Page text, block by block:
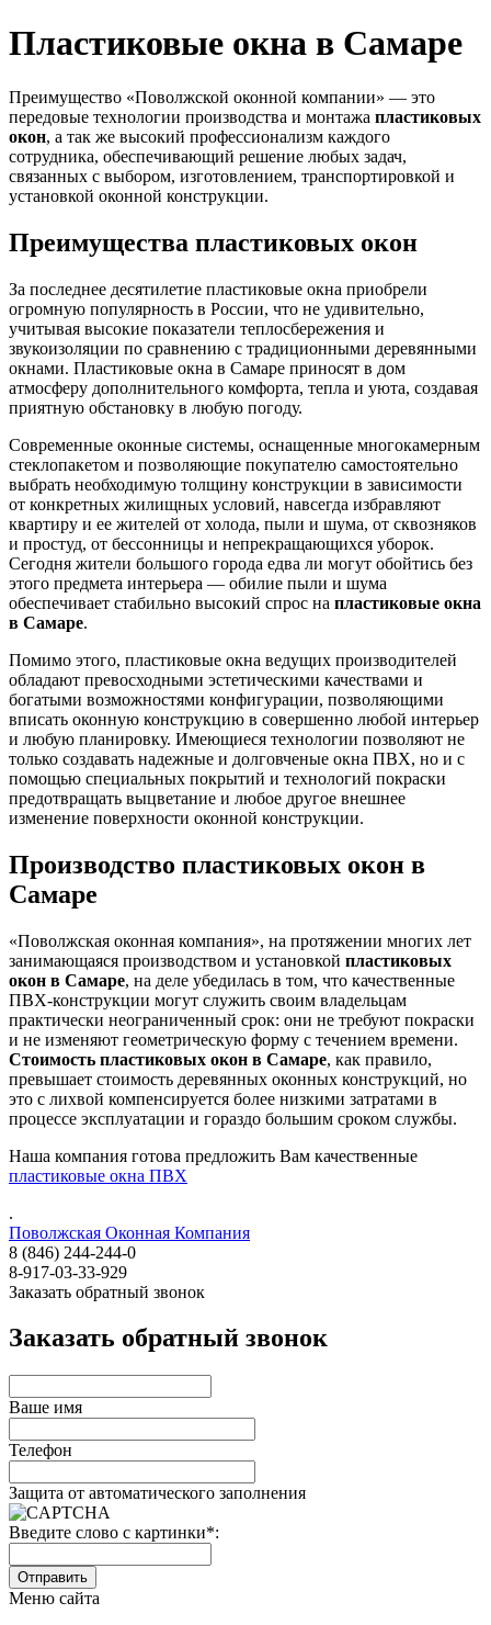
Пластиковые окна в Самаре
Преимущество «Поволжской оконной компании» — это
передовые технологии производства и монтажа пластиковых
окон, а так же высокий профессионализм каждого
сотрудника, обеспечивающий решение любых задач,
связанных с выбором, изготовлением, транспортировкой и
установкой оконной конструкции.
Преимущества пластиковых окон
За последнее десятилетие пластиковые окна приобрели
огромную популярность в России, что не удивительно,
учитывая высокие показатели теплосбережения и
звукоизоляции по сравнению с традиционными деревянными
окнами. Пластиковые окна в Самаре приносят в дом
атмосферу дополнительного комфорта, тепла и уюта, создавая
приятную обстановку в любую погоду.
Современные оконные системы, оснащенные многокамерным
стеклопакетом и позволяющие покупателю самостоятельно
выбрать необходимую толщину конструкции в зависимости
от конкретных жилищных условий, навсегда избравляют
квартиру и ее жителей от холода, пыли и шума, от сквозняков
и простуд, от бессонницы и непрекращающихся уборок.
Сегодня жители большого города едва ли могут обойтись без
этого предмета интерьера — обилие пыли и шума
обеспечивает стабильно высокий спрос на пластиковые окна
в Самаре.
Помимо этого, пластиковые окна ведущих производителей
обладают превосходными эстетическими качествами и
богатыми возможностями конфигурации, позволяющими
вписать оконную конструкцию в совершенно любой интерьер
и любую планировку. Имеющиеся технологии позволяют не
только создавать надежные и долговченые окна ПВХ, но и с
помощью специальных покрытий и технологий покраски
предотвращать выцветание и любое другое внешнее
изменение поверхности оконной конструкции.
Производство пластиковых окон в
Самаре
«Поволжская оконная компания», на протяжении многих лет
занимающаяся производством и установкой пластиковых
окон в Самаре, на деле убедилась в том, что качественные
ПВХ-конструкции могут служить своим владельцам
практически неограниченный срок: они не требуют покраски
и не изменяют геометрическую форму с течением времени.
Стоимость пластиковых окон в Самаре, как правило,
превышает стоимость деревянных оконных конструкций, но
это с лихвой компенсируется более низкими затратами в
процессе эксплуатации и гораздо большим сроком службы.
Наша компания готова предложить Вам качественные
пластиковые окна ПВХ
.
Поволжская Оконная Компания
8 (846) 244-244-0
8-917-03-33-929
Заказать обратный звонок
Заказать обратный звонок
Ваше имя
Телефон
Защита от автоматического заполнения
Введите слово с картинки*:
Меню сайта